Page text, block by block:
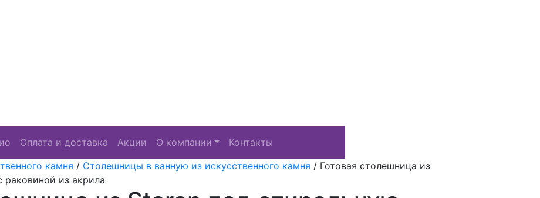
Оплата и доставка Акции О компании
Контакты
камня / Столешницы в ванную из искусственного камня / Готовая столешница из
из акрила